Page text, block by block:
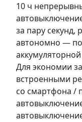
10 ч
за пару секунд,
автономно —
Для экономии
встроенными
со смартфона /